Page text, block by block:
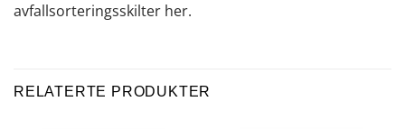
avfallsorteringsskilter her.
RELATERTE PRODUKTER